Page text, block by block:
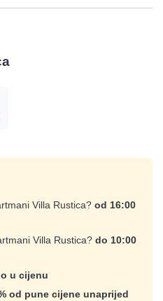
Villa Rustica? od 16:00
Villa Rustica? do 10:00
u cijenu
od pune cijene unaprijed